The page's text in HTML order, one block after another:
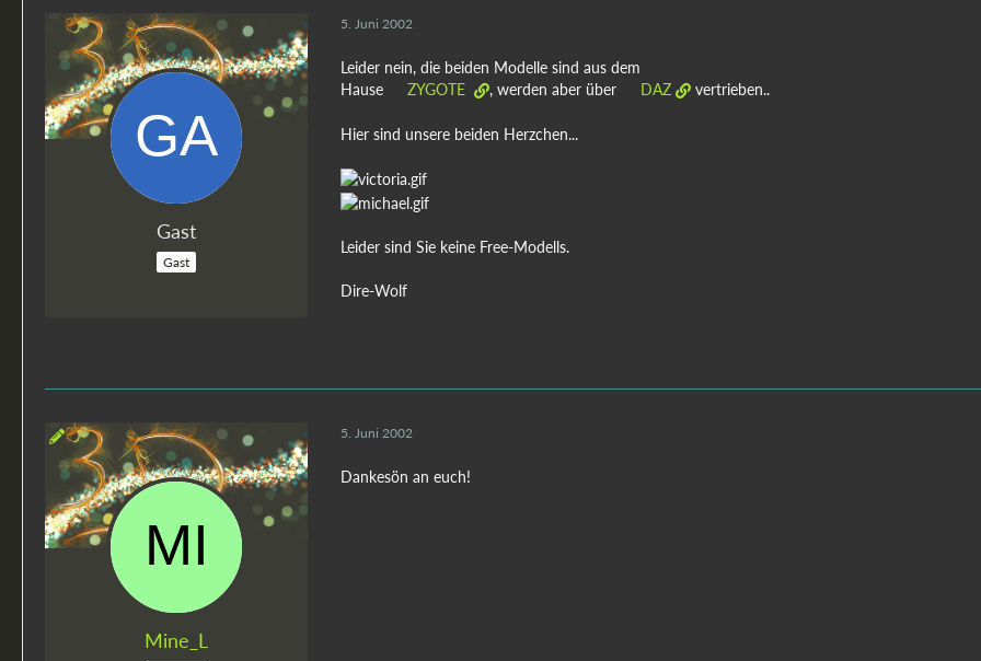
Gast
Gast
5. Juni 2002
Leider nein, die beiden Modelle sind aus dem
Hause
ZYGOTE , werden aber über DAZ vertrieben..
Hier sind unsere beiden Herzchen...
Leider sind Sie keine Free-Modells.
Dire-Wolf
Mine_L
5. Juni 2002
Dankesön an euch!